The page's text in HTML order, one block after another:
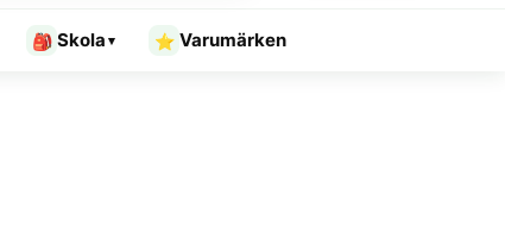
🎒 Skola ▾ ⭐ Varumärken